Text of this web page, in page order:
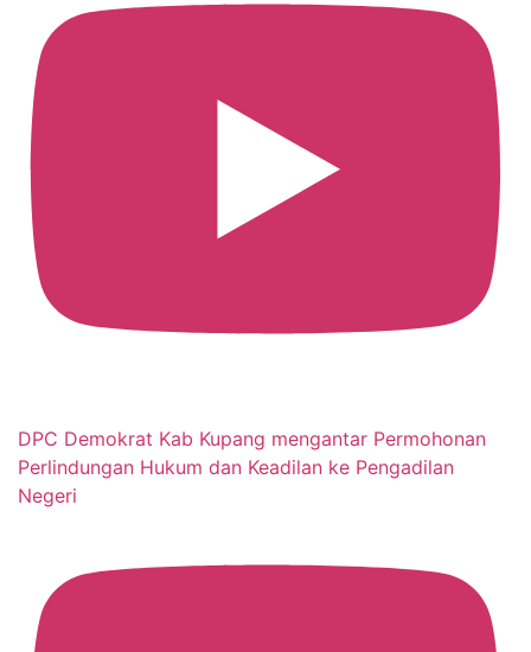
DPC Demokrat Kab Kupang mengantar Permohonan
Perlindungan Hukum dan Keadilan ke Pengadilan
Negeri